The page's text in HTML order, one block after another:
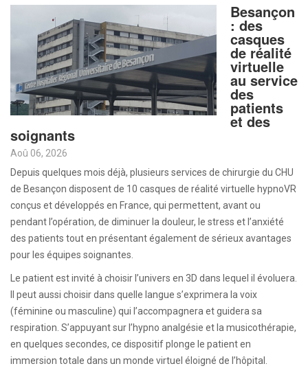
Besançon
: des
casques
de réalité
virtuelle
au service
des
patients
et des
soignants
Aoû 06, 2026
Depuis quelques mois déjà, plusieurs services de chirurgie du CHU
de Besançon disposent de 10 casques de réalité virtuelle hypnoVR
conçus et développés en France, qui permettent, avant ou
pendant l’opération, de diminuer la douleur, le stress et l’anxiété
des patients tout en présentant également de sérieux avantages
pour les équipes soignantes.
Le patient est invité à choisir l’univers en 3D dans lequel il évoluera.
Il peut aussi choisir dans quelle langue s’exprimera la voix
(féminine ou masculine) qui l’accompagnera et guidera sa
respiration. S’appuyant sur l’hypno analgésie et la musicothérapie,
en quelques secondes, ce dispositif plonge le patient en
immersion totale dans un monde virtuel éloigné de l’hôpital.